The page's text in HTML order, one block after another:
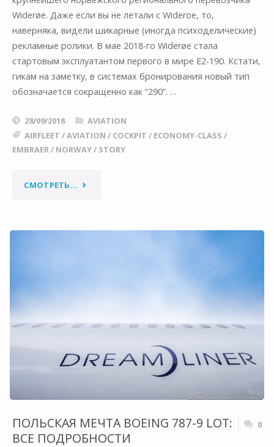
Widerøe. Даже если вы не летали с Wideroe, то,
наверняка, видели шикарные (иногда психоделические)
рекламные ролики. В мае 2018-го Widerøe стала
стартовым эксплуатантом первого в мире E2-190. Кстати,
гикам на заметку, в системах бронирования новый тип
обозначается сокращенно как “290”. …
28/09/2018
AVIATION
AIRFLEET /AVIATION / COCKPIT / ECONOMY-CLASS /
EMBRAER/ NORWAY/ STORY
СМОТРЕТЬ... "НОВЫЙ
ПОЛЬСКАЯ МЕЧТА BOEING 787-9 LOT:
ВСЕ ПОДРОБНОСТИ
0